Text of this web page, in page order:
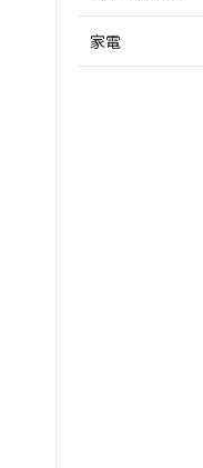
家電